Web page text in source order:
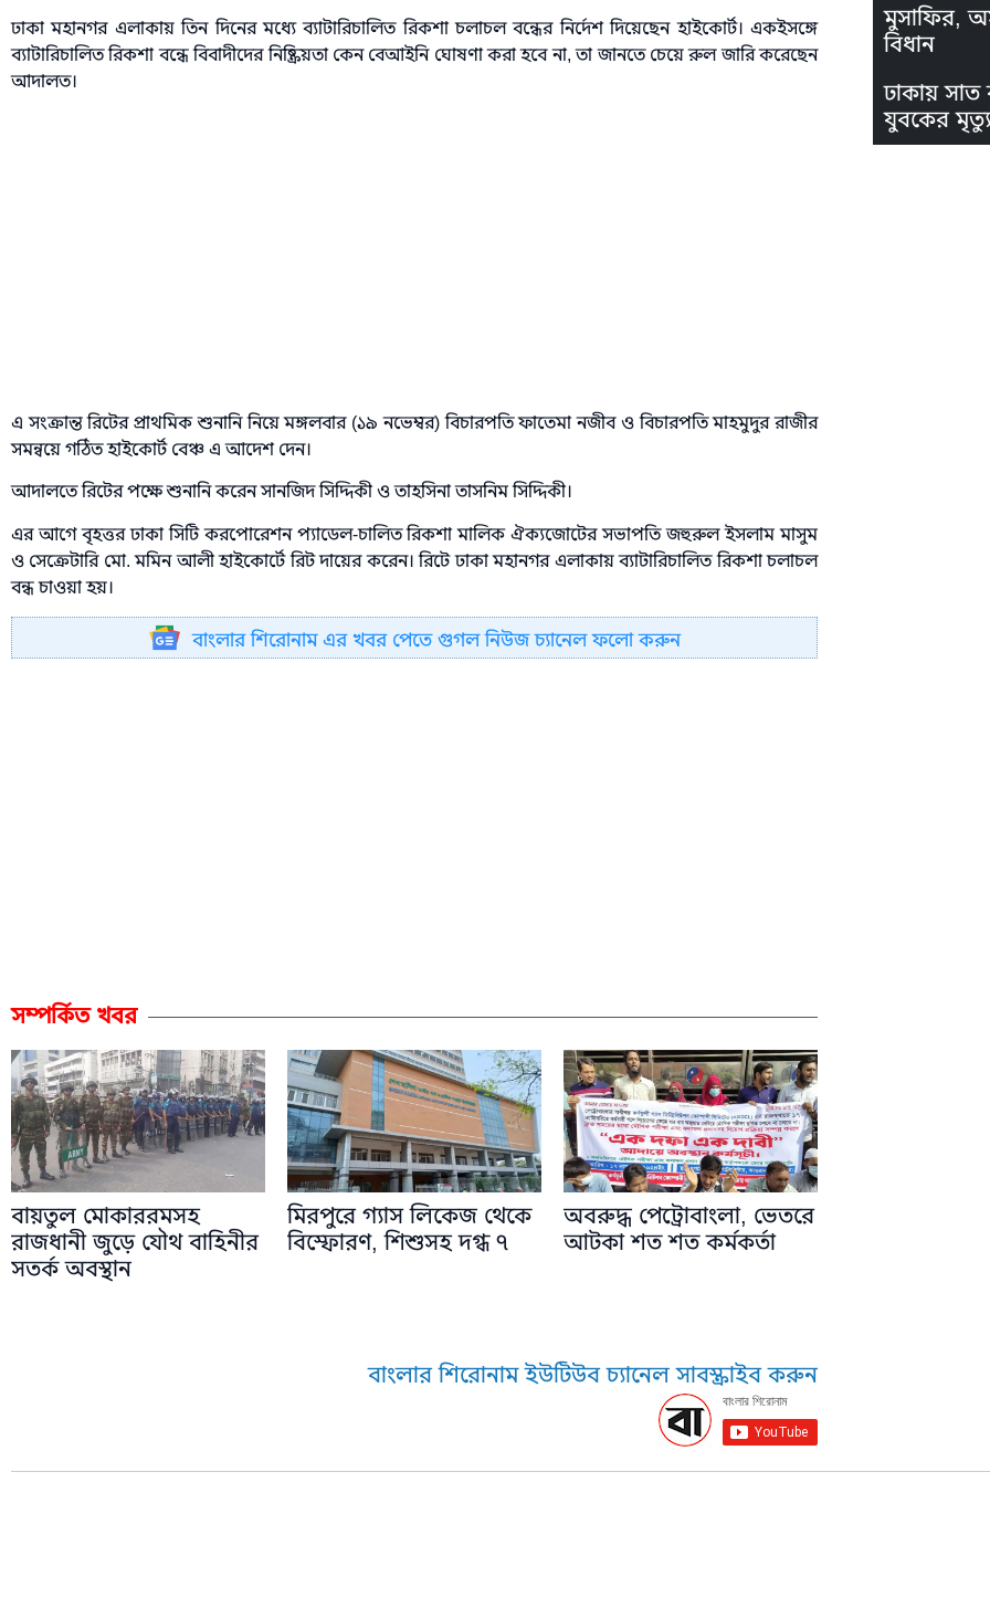
ঢাকা মহানগর এলাকায় তিন দিনের মধ্যে ব্যাটারিচালিত রিকশা চলাচল বন্ধের নির্দেশ দিয়েছেন হাইকোর্ট। একইসঙ্গে
ব্যাটারিচালিত রিকশা বন্ধে বিবাদীদের নিষ্ক্রিয়তা কেন বেআইনি ঘোষণা করা হবে না, তা জানতে চেয়ে রুল জারি করেছেন
আদালত।
এ সংক্রান্ত রিটের প্রাথমিক শুনানি নিয়ে মঙ্গলবার (১৯ নভেম্বর) বিচারপতি ফাতেমা নজীব ও বিচারপতি মাহমুদুর রাজীর
সমন্বয়ে গঠিত হাইকোর্ট বেঞ্চ এ আদেশ দেন।
আদালতে রিটের পক্ষে শুনানি করেন সানজিদ সিদ্দিকী ও তাহসিনা তাসনিম সিদ্দিকী।
এর আগে বৃহত্তর ঢাকা সিটি করপোরেশন প্যাডেল-চালিত রিকশা মালিক ঐক্যজোটের সভাপতি জহুরুল ইসলাম মাসুম
ও সেক্রেটারি মো. মমিন আলী হাইকোর্টে রিট দায়ের করেন। রিটে ঢাকা মহানগর এলাকায় ব্যাটারিচালিত রিকশা চলাচল
বন্ধ চাওয়া হয়।
বাংলার শিরোনাম এর খবর পেতে গুগল নিউজ চ্যানেল ফলো করুন
সম্পর্কিত খবর
বায়তুল মোকাররমসহ
রাজধানী জুড়ে যৌথ বাহিনীর
সতর্ক অবস্থান
মিরপুরে গ্যাস লিকেজ থেকে
বিস্ফোরণ, শিশুসহ দগ্ধ ৭
অবরুদ্ধ পেট্রোবাংলা, ভেতরে
আটকা শত শত কর্মকর্তা
বাংলার শিরোনাম ইউটিউব চ্যানেল সাবস্ক্রাইব করুন
মুসাফির,
বিধান
ঢাকায় সাত
যুবকের